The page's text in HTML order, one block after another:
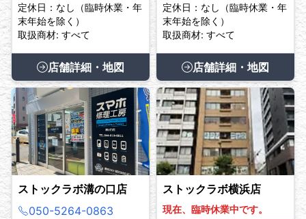
定休日：なし（臨時休業・年
末年始を除く）
取扱商材: すべて
店舗詳細・地図
定休日：なし（臨時休業・年
末年始を除く）
取扱商材: すべて
店舗詳細・地図
ストックラボ溝の口店
050-5264-0863
ストックラボ横浜店
現在、臨時休業中です。